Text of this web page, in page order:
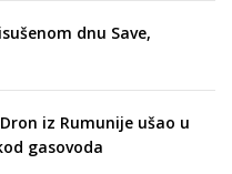
dnu Save,
iz Rumunije ušao u
gasovoda